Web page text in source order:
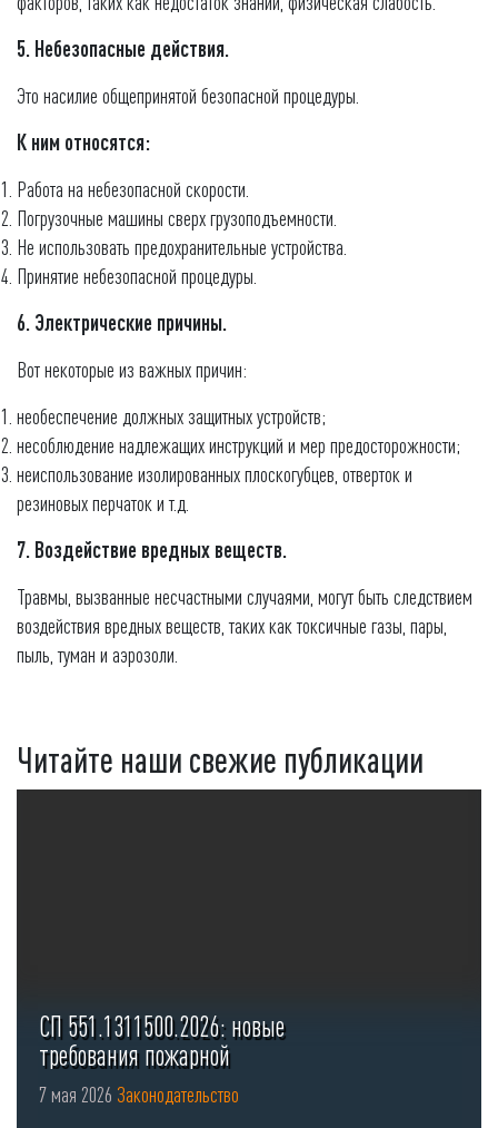
5. Небезопасные действия.
Это насилие общепринятой безопасной процедуры.
К ним относятся:
Работа на небезопасной скорости.
Погрузочные машины сверх грузоподъемности.
Не использовать предохранительные устройства.
Принятие небезопасной процедуры.
6. Электрические причины.
Вот некоторые из важных причин:
необеспечение должных защитных устройств;
несоблюдение надлежащих инструкций и мер предосторожности;
неиспользование изолированных плоскогубцев, отверток и
резиновых перчаток и т.д.
7. Воздействие вредных веществ.
Травмы, вызванные несчастными случаями, могут быть следствием
воздействия вредных веществ, таких как токсичные газы, пары,
пыль, туман и аэрозоли.
Читайте наши свежие публикации
СП 551.1311500.2026: новые
требования пожарной
безопасности для стоянок ...
7 мая 2026 Законодательство